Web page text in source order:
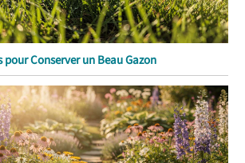
pour Conserver un Beau Gazon